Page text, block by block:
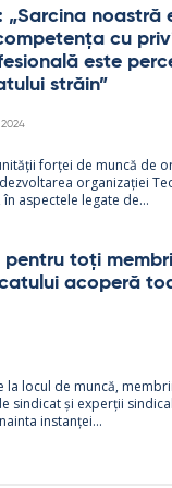
„Sarcina noa­stră
cu
este
străin”
forței de muncă de
or­ga­nizației
as­pec­tele le­gate de...
pentru toți
aco­peră
la locul de muncă,
sin­dicat și ex­perții
ins­tanței...